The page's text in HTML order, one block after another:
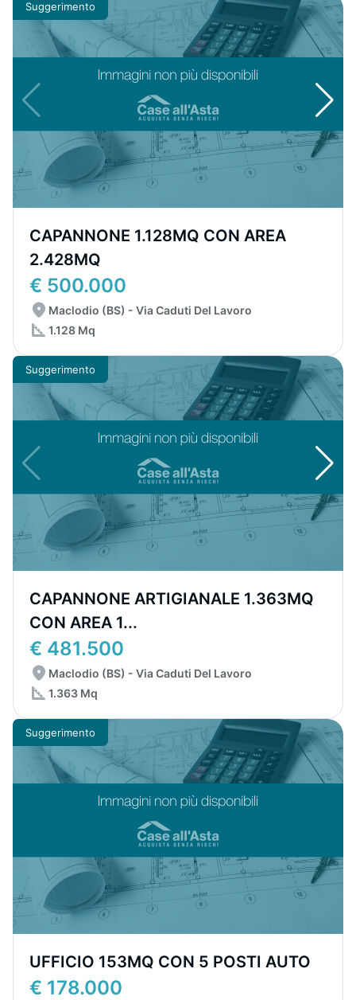
Suggerimento
CAPANNONE 1.128MQ CON AREA
2.428MQ
€ 500.000
Maclodio (BS) - Via Caduti Del Lavoro
1.128 Mq
Suggerimento
CAPANNONE ARTIGIANALE 1.363MQ
CON AREA 1...
€ 481.500
Maclodio (BS) - Via Caduti Del Lavoro
1.363 Mq
Suggerimento
UFFICIO 153MQ CON 5 POSTI AUTO
€ 178.000